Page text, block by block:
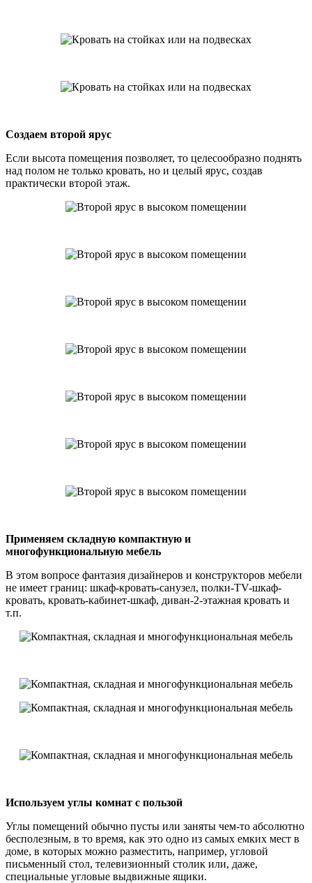
Создаем второй ярус
Если высота помещения позволяет, то целесообразно поднять
над полом не только кровать, но и целый ярус, создав
практически второй этаж.
Применяем складную компактную и
многофункциональную мебель
В этом вопросе фантазия дизайнеров и конструкторов мебели
не имеет границ: шкаф-кровать-санузел, полки-TV-шкаф-
кровать, кровать-кабинет-шкаф, диван-2-этажная кровать и
т.п.
Используем углы комнат с пользой
Углы помещений обычно пусты или заняты чем-то абсолютно
бесполезным, в то время, как это одно из самых емких мест в
доме, в которых можно разместить, например, угловой
письменный стол, телевизионный столик или, даже,
специальные угловые выдвижные ящики.